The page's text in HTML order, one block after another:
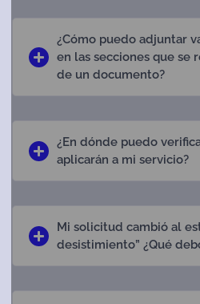
¿Cómo puedo adjuntar
en las secciones que se
de un documento?
¿En dónde puedo
aplicarán a mi servicio?
Mi solicitud cambió al
desistimiento” ¿Qué